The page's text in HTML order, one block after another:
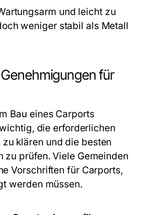
und leicht zu
weniger stabil als Metall
für
Bau eines Carports
die erforderlichen
klären und die besten
zu prüfen. Viele Gemeinden
Vorschriften für Carports,
werden müssen.